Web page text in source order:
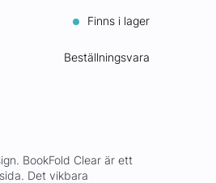
Finns i lager
Beställningsvara
BookFold Clear är ett
Det vikbara